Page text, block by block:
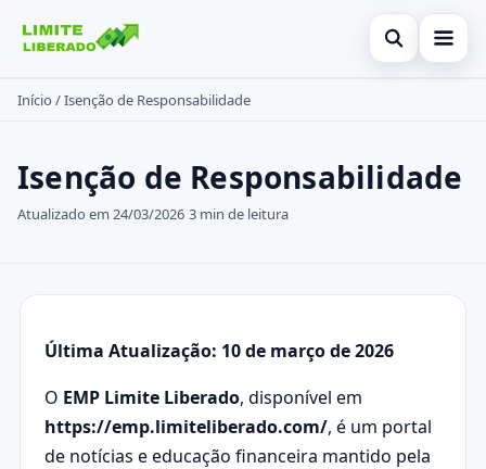
Abrir busca
Início
Finanças
Legal
Buscar no site
Buscar por:
Início /Isenção de Responsabilidade
Isenção de Responsabilidade
Atualizado em 24/03/2026 3 min de leitura
Última Atualização: 10 de março de 2026
O EMP Limite Liberado, disponível em
https://emp.limiteliberado.com/, é um portal
de notícias e educação financeira mantido pela